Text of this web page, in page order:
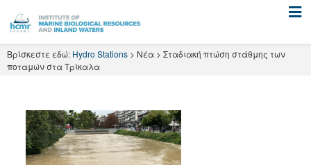
content
Βρίσκεστε εδώ: Hydro Stations > Νέα > Σταδιακή πτώση στάθμης των
ποταμών στα Τρίκαλα